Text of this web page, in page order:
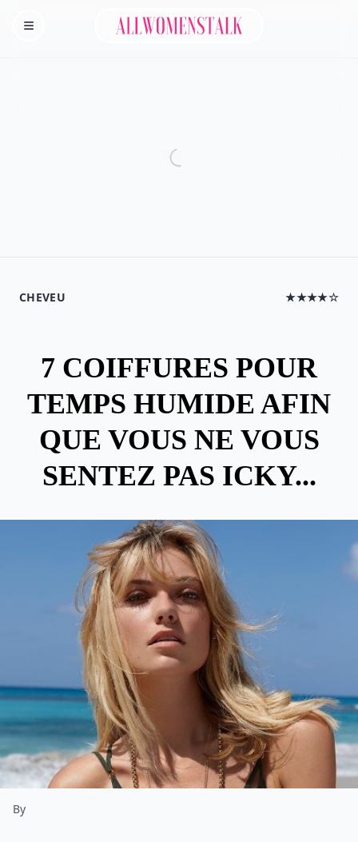
Homepage
Allwomenstalk
CHEVEU ★★★★☆
7 COIFFURES POUR
TEMPS HUMIDE AFIN
QUE VOUS NE VOUS
SENTEZ PAS ICKY...
By